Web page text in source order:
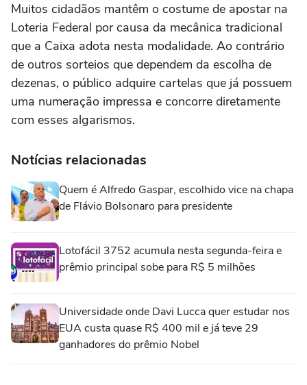
Muitos cidadãos mantêm o costume de apostar na
Loteria Federal por causa da mecânica tradicional
que a Caixa adota nesta modalidade. Ao contrário
de outros sorteios que dependem da escolha de
dezenas, o público adquire cartelas que já possuem
uma numeração impressa e concorre diretamente
com esses algarismos.
Notícias relacionadas
Quem é Alfredo Gaspar, escolhido vice na chapa
de Flávio Bolsonaro para presidente
Lotofácil 3752 acumula nesta segunda-feira e
prêmio principal sobe para R$ 5 milhões
Universidade onde Davi Lucca quer estudar nos
EUA custa quase R$ 400 mil e já teve 29
ganhadores do prêmio Nobel